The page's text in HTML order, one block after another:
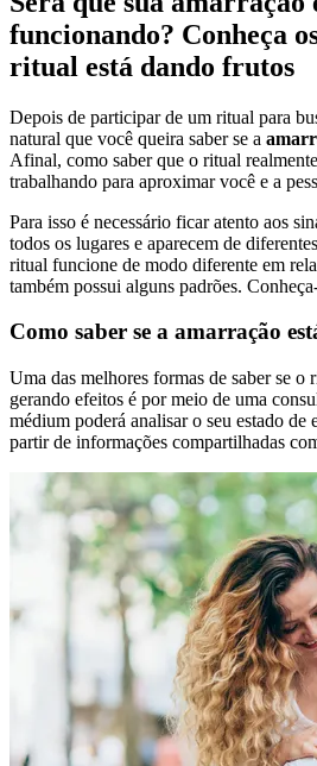
funcionando? Conheça
ritual está dando frutos
Depois de participar de um ritual para
natural que você queira saber se a
Afinal, como saber que o ritual
trabalhando para aproximar você e a
Para isso é necessário ficar atento aos
todos os lugares e aparecem de
ritual funcione de modo diferente em
também possui alguns padrões.
Como saber se a amarração
Uma das melhores formas de saber se o
gerando efeitos é por meio de uma
médium poderá analisar o seu estado de
partir de informações compartilhadas